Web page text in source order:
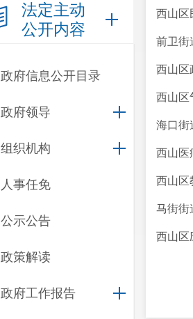
法定主动
公开内容
政府信息公开目录
政府领导
组织机构
人事任免
公示公告
政策解读
政府工作报告
西山区
前卫街
西山区
西山区
海口街
西山医
西山区
马街街
西山区